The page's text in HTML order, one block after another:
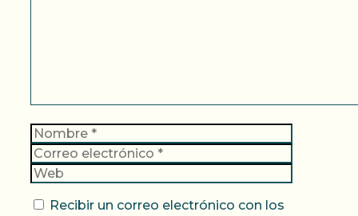
Nombre
Recibir un correo electrónico con los